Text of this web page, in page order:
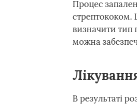
Процес
стрептококом.
визначити тип
можна
В результаті